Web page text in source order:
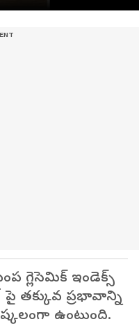
గ్లెసెమిక్ ఇండెక్స్
పై తక్కువ ప్రభావాన్ని
ఉంటుంది.